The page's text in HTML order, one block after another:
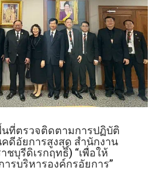
นที่ตรวจติดตามการปฏิบัติ
ดีอัยการสูงสุด สำนักงาน
ชบุรีดิเรกฤทธิ์) “เพื่อให้
รบริหารองค์กรอัยการ”